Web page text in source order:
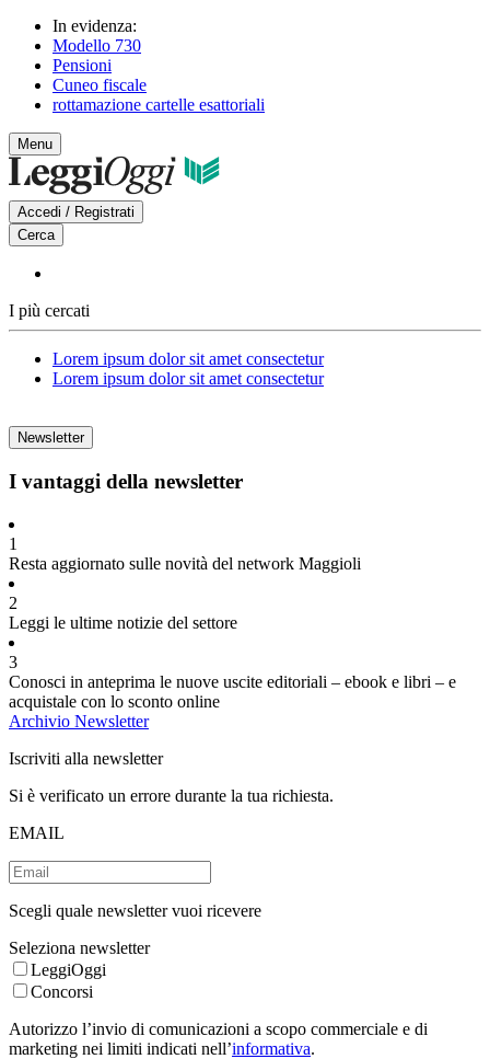
In evidenza:
Modello 730
Pensioni
Cuneo fiscale
rottamazione cartelle esattoriali
Menu
Accedi / Registrati
Cerca
I più cercati
Lorem ipsum dolor sit amet consectetur
Lorem ipsum dolor sit amet consectetur
Newsletter
I vantaggi della newsletter
1
Resta aggiornato sulle novità del network Maggioli
2
Leggi le ultime notizie del settore
3
Conosci in anteprima le nuove uscite editoriali – ebook e libri – e
acquistale con lo sconto online
Archivio Newsletter
Iscriviti alla newsletter
Si è verificato un errore durante la tua richiesta.
EMAIL
Scegli quale newsletter vuoi ricevere
Seleziona newsletter
LeggiOggi
Concorsi
Autorizzo l’invio di comunicazioni a scopo commerciale e di
marketing nei limiti indicati nell’informativa.